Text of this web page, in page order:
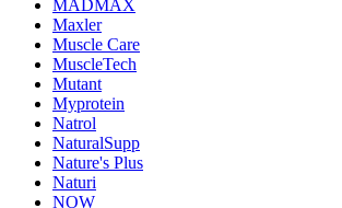
MADMAX
Maxler
Muscle Care
MuscleTech
Mutant
Myprotein
Natrol
NaturalSupp
Nature's Plus
Naturi
NOW